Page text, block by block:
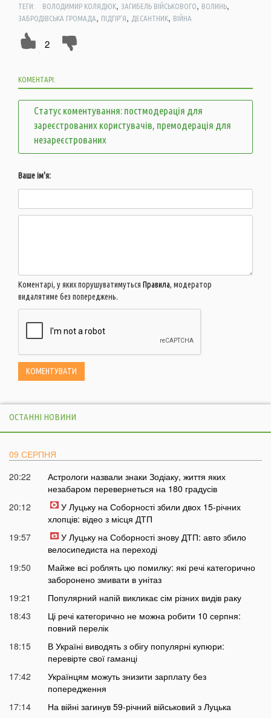
ТЕГИ: ВОЛОДИМИР КОЛЯДЮК, ЗАГИБЕЛЬ ВІЙСЬКОВОГО, ВОЛИНЬ,
ЗАБРОДІВСЬКА ГРОМАДА, ПІДГІР’Я, ДЕСАНТНИК, ВІЙНА
2
КОМЕНТАРІ:
Статус коментування: постмодерація для
зареєстрованих користувачів, премодерація для
незареєстрованих
Ваше ім'я:
Коментарі, у яких порушуватимуться Правила, модератор
видалятиме без попереджень.
ОСТАННІ НОВИНИ
09 СЕРПНЯ
20:22
Астрологи назвали знаки Зодіаку, життя яких
незабаром перевернеться на 180 градусів
20:12
У Луцьку на Соборності збили двох 15-річних
хлопців: відео з місця ДТП
19:57
У Луцьку на Соборності знову ДТП: авто збило
велосипедиста на переході
19:50
Майже всі роблять цю помилку: які речі категорично
заборонено змивати в унітаз
19:21
Популярний напій викликає сім різних видів раку
18:43
Ці речі категорично не можна робити 10 серпня:
повний перелік
18:15
В Україні виводять з обігу популярні купюри:
перевірте свої гаманці
17:42
Українцям можуть знизити зарплату без
попередження
17:14
На війні загинув 59-річний військовий з Луцька